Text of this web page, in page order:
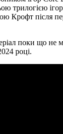
трилогією ігор
Крофт після
поки що не
році.